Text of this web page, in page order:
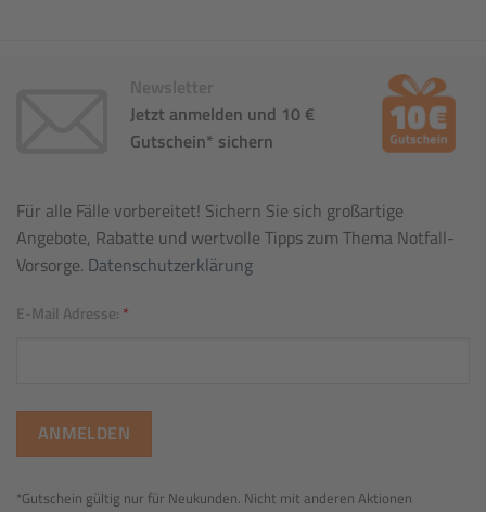
Newsletter
Jetzt anmelden und 10 €
Gutschein* sichern
Für alle Fälle vorbereitet! Sichern Sie sich großartige
Angebote, Rabatte und wertvolle Tipps zum Thema Notfall-
Vorsorge. Datenschutzerklärung
E-Mail Adresse: *
*Gutschein gültig nur für Neukunden. Nicht mit anderen Aktionen